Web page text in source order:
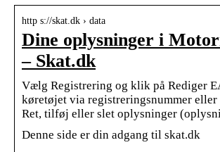
http s://skat.dk › data
Dine oplysninger i
– Skat.dk
Vælg Registrering og klik på Rediger
køretøjet via registreringsnummer eller
Ret, tilføj eller slet oplysninger
Denne side er din adgang til skat.dk